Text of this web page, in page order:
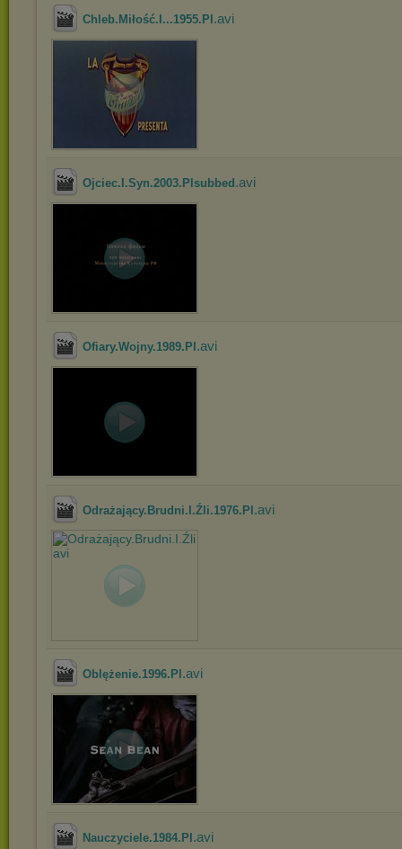
Chleb.Miłość.I...1955.Pl .avi
Ojciec.I.Syn.2003.Plsubbed .avi
Ofiary.Wojny.1989.Pl .avi
Odrażający.Brudni.I.Źli.1976.Pl .avi
Oblężenie.1996.Pl .avi
Nauczyciele.1984.Pl .avi